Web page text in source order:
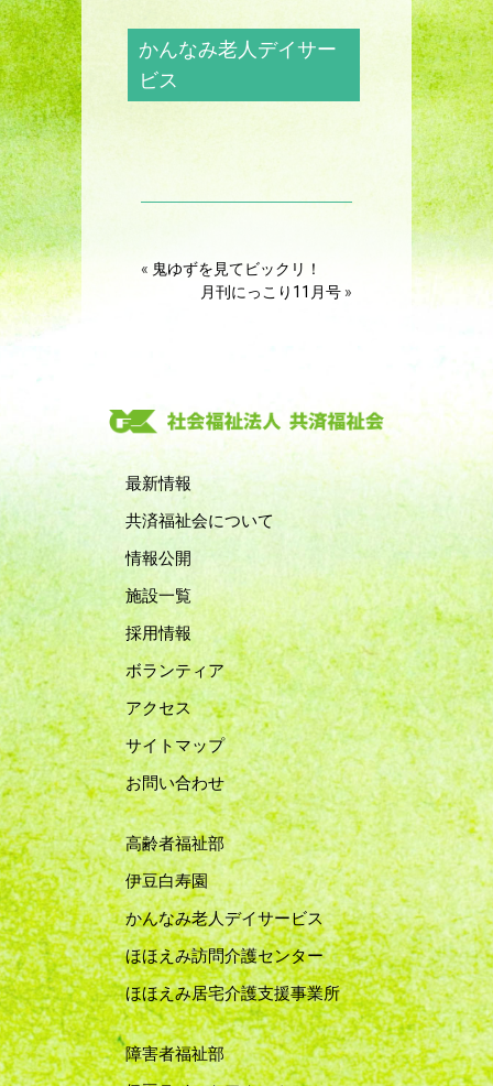
かんなみ老人デイサー
ビス
« 鬼ゆずを見てビックリ！
月刊にっこり11月号 »
最新情報
共済福祉会について
情報公開
施設一覧
採用情報
ボランティア
アクセス
サイトマップ
お問い合わせ
高齢者福祉部
伊豆白寿園
かんなみ老人デイサービス
ほほえみ訪問介護センター
ほほえみ居宅介護支援事業所
障害者福祉部